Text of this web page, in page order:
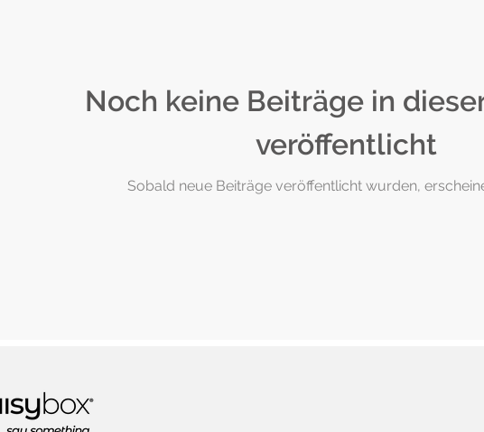
Noch keine Beiträge in
veröffentlicht
Sobald neue Beiträge veröffentlicht wurden,